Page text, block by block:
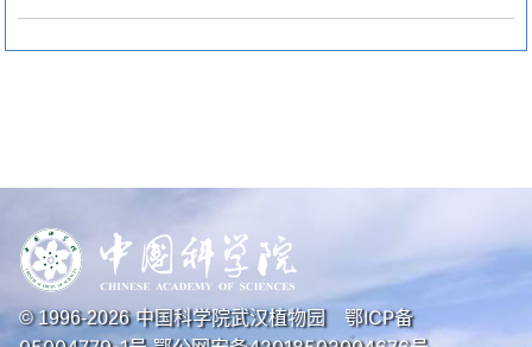
© 1996-2026中国科学院武汉植物园 鄂ICP备